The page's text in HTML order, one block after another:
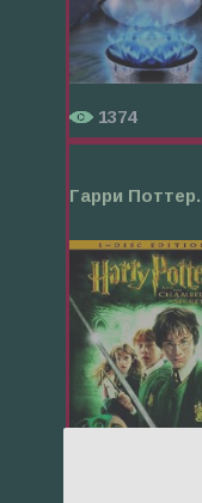
1374
Гарри